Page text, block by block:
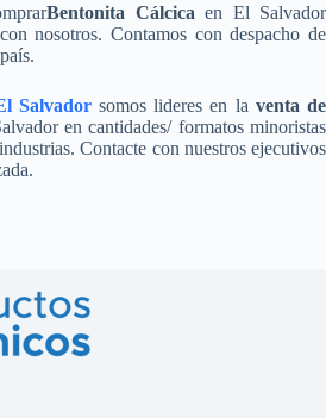
Bentonita Cálcica en El Salvador
nosotros. Contamos con despacho de
Salvador somos lideres en la venta de
en cantidades/ formatos minoristas
Contacte con nuestros ejecutivos